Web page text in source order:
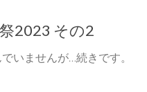
2023 その2
いませんが…続きです。